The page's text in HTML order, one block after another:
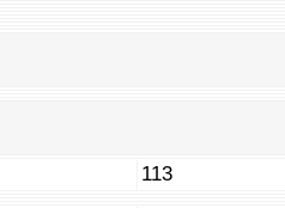
113